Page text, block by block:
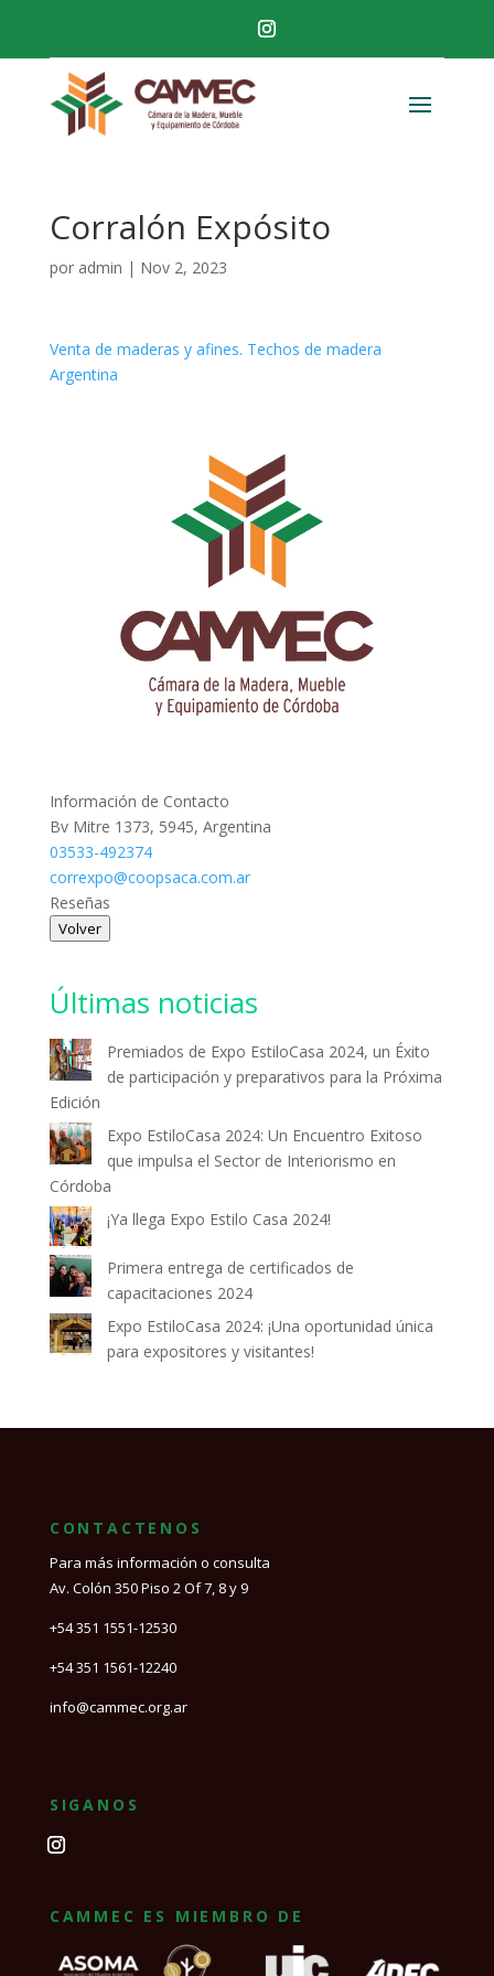
Corralón Expósito
por admin | Nov 2, 2023
Venta de maderas y afines. Techos de madera
Argentina
Información de Contacto
Bv Mitre 1373, 5945, Argentina
03533-492374
correxpo@coopsaca.com.ar
Reseñas
Volver
Últimas noticias
Premiados de Expo EstiloCasa 2024, un Éxito
de participación y preparativos para la Próxima
Edición
Expo EstiloCasa 2024: Un Encuentro Exitoso
que impulsa el Sector de Interiorismo en
Córdoba
¡Ya llega Expo Estilo Casa 2024!
Primera entrega de certificados de
capacitaciones 2024
Expo EstiloCasa 2024: ¡Una oportunidad única
para expositores y visitantes!
CONTACTENOS
Para más información o consulta
Av. Colón 350 Piso 2 Of 7, 8 y 9
+54 351 1551-12530
+54 351 1561-12240
info@cammec.org.ar
SIGANOS
CAMMEC ES MIEMBRO DE